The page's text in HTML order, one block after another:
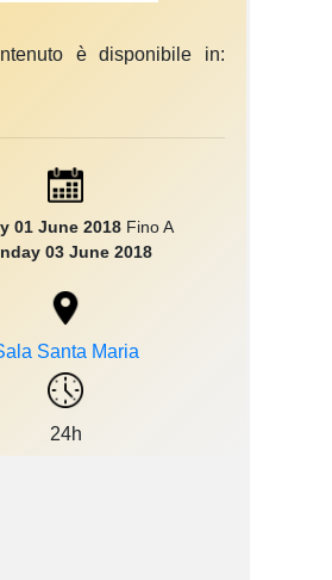
è disponibile in:
01 June 2018Fino A
03 June 2018
Santa Maria
24h